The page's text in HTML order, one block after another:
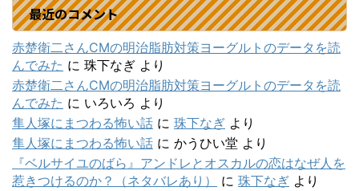
最近のコメント
赤楚衛二さんCMの明治脂肪対策ヨーグルトのデータを読
んでみた に 珠下なぎ より
赤楚衛二さんCMの明治脂肪対策ヨーグルトのデータを読
んでみた に いろいろ より
隼人塚にまつわる怖い話 に 珠下なぎ より
隼人塚にまつわる怖い話 に かうひい堂 より
『ベルサイユのばら』アンドレとオスカルの恋はなぜ人を
惹きつけるのか？（ネタバレあり）
に 珠下なぎ より